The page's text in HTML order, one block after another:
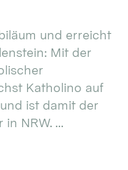
und erreicht
Mit der
Katholino auf
ist damit der
NRW. ...